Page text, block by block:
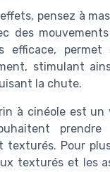
pensez à
des
efficace,
stimulant
la chute.
à cinéole est
texturés. Pour
texturés et les